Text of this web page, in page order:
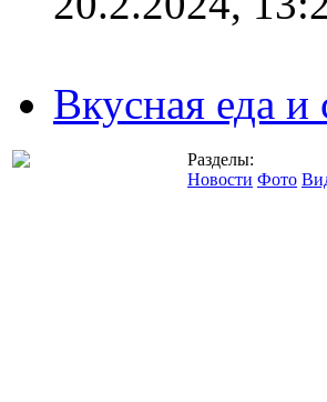
Вкусная еда и
Разделы:
Новости Фото